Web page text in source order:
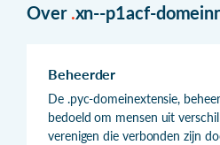
Over .xn--p1acf-
Beheerder
De .рус-domeinextensie,
bedoeld om mensen uit
verenigen die verbonden zijn